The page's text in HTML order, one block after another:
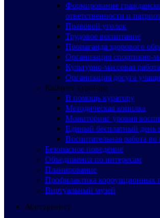
Формирование
ответственности и
Правовой уголок
Трудовое воспитание
Пропаганда здорового
Организация спортивно-
Культурно-массовая работа
Организация досуга
Кабинет куратора
В помощь куратору
Методическая копилка
Мониторинг уровня
Единый бесплатный день
Воспитательная работа
Безопасное поведение
Объединения по интересам
Планирование
Профилактика коррупционных
Виртуальный музей
Абитуриенту